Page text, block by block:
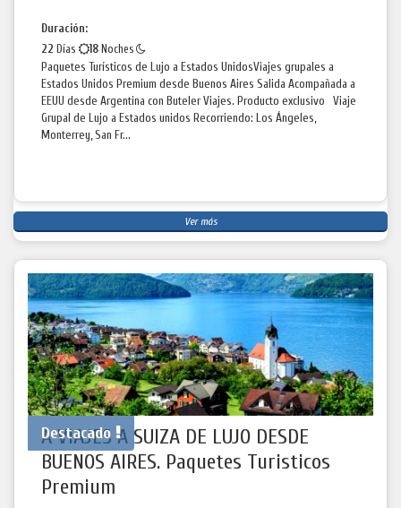
Duración:
22 Días 18 Noches
Paquetes Turísticos de Lujo a Estados UnidosViajes grupales a
Estados Unidos Premium desde Buenos Aires Salida Acompañada a
EEUU desde Argentina con Buteler Viajes. Producto exclusivo Viaje
Grupal de Lujo a Estados unidos Recorriendo: Los Ángeles,
Monterrey, San Fr...
Ver más
Destacado
A VIAJES A SUIZA DE LUJO DESDE
BUENOS AIRES. Paquetes Turisticos
Premium